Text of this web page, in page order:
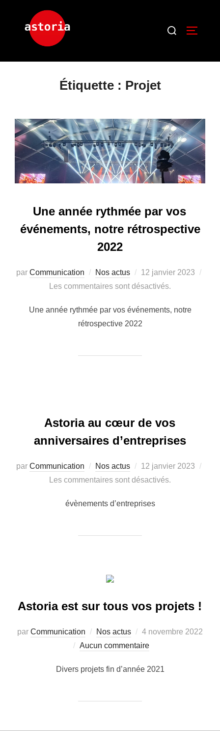
Étiquette : Projet
Une année rythmée par vos
événements, notre rétrospective
2022
par Communication Nos actus
12 janvier 2023
Les commentaires sont désactivés.
Une année rythmée par vos événements, notre
rétrospective 2022
Astoria au cœur de vos
anniversaires d’entreprises
par Communication Nos actus
12 janvier 2023
Les commentaires sont désactivés.
évènements d’entreprises
Astoria est sur tous vos projets !
par Communication Nos actus
4 novembre 2022
Aucun commentaire
Divers projets fin d’année 2021